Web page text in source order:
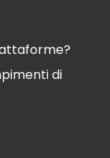
di